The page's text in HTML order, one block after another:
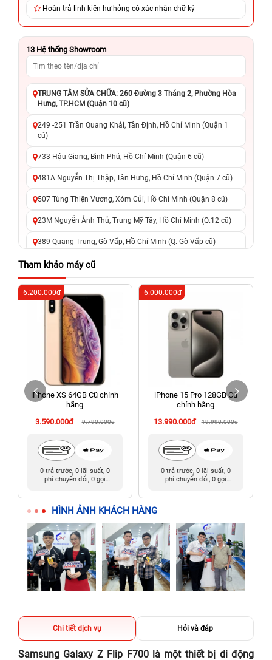
Hoàn trả linh kiện hư hỏng có xác nhận chữ ký
13 Hệ thống Showroom
TRUNG TÂM SỬA CHỮA: 260 Đường 3 Tháng 2, Phường Hòa
Hưng, TP.HCM (Quận 10 cũ)
249 -251 Trần Quang Khải, Tân Định, Hồ Chí Minh (Quận 1
cũ)
733 Hậu Giang, Bình Phú, Hồ Chí Minh (Quận 6 cũ)
481A Nguyễn Thị Thập, Tân Hưng, Hồ Chí Minh (Quận 7 cũ)
507 Tùng Thiện Vương, Xóm Củi, Hồ Chí Minh (Quận 8 cũ)
23M Nguyễn Ảnh Thủ, Trung Mỹ Tây, Hồ Chí Minh (Q.12 cũ)
389 Quang Trung, Gò Vấp, Hồ Chí Minh (Q. Gò Vấp cũ)
625 - 625A Âu Cơ, Tân Phú, Hồ Chí Minh (Quận Tân Phú cũ)
326 Lê Văn Việt, Tăng Nhơn Phú, Hồ Chí Minh (Q.9 TP. Thủ
Đức cũ)
256 Võ Văn Ngân, Thủ Đức, Hồ Chí Minh (Bình Thọ, TP. Thủ
Đức Cũ)
70 Nguyễn An Ninh, Dĩ An, Hồ Chí Minh (Bình Dương Cũ)
24h Vũng Tàu: 162A Ba Cu, Vũng Tàu, Hồ Chí Minh (TP. Vũng
Tàu cũ)
198 Hoàng Văn Thụ, Tân Sơn Nhất, Hồ Chí Minh (Tân Bình
Tham khảo máy cũ
iPhone XS 64GB Cũ chính
hãng
3.590.000đ
9.790.000đ
-6.200.000đ
0 trả trước, 0 lãi suất, 0
phí chuyển đổi, 0 gọi
iPhone 15 Pro 128GB Cũ
chính hãng
13.990.000đ
19.990.000đ
-6.000.000đ
0 trả trước, 0 lãi suất, 0
phí chuyển đổi, 0 gọi
HÌNH ẢNH KHÁCH HÀNG
Chi tiết dịch vụ Hỏi và đáp
Samsung Galaxy Z Flip F700 là một thiết bị di động